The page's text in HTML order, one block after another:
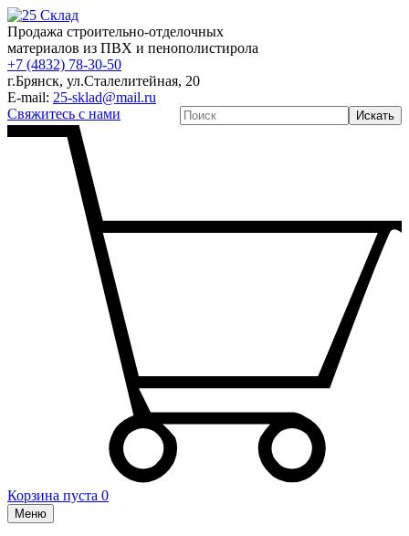
Продажа строительно-отделочных
материалов из ПВХ и пенополистирола
+7 (4832) 78-30-50
г.Брянск, ул.Сталелитейная, 20
E-mail: 25-sklad@mail.ru
Свяжитесь с нами
Искать
Корзина пуста 0
Меню